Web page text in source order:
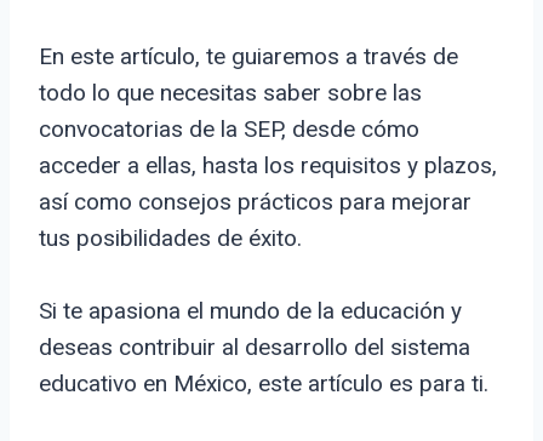
En este artículo, te guiaremos a través de
todo lo que necesitas saber sobre las
convocatorias de la SEP, desde cómo
acceder a ellas, hasta los requisitos y plazos,
así como consejos prácticos para mejorar
tus posibilidades de éxito.
Si te apasiona el mundo de la educación y
deseas contribuir al desarrollo del sistema
educativo en México, este artículo es para ti.